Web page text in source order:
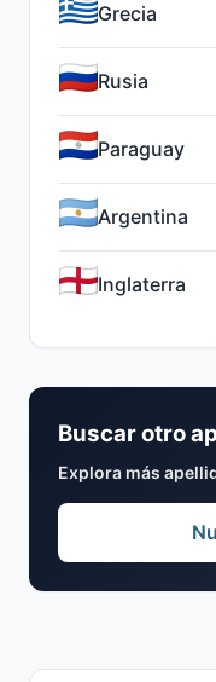
Grecia
Rusia
Paraguay
Argentina
Inglaterra
Buscar otro
Explora más